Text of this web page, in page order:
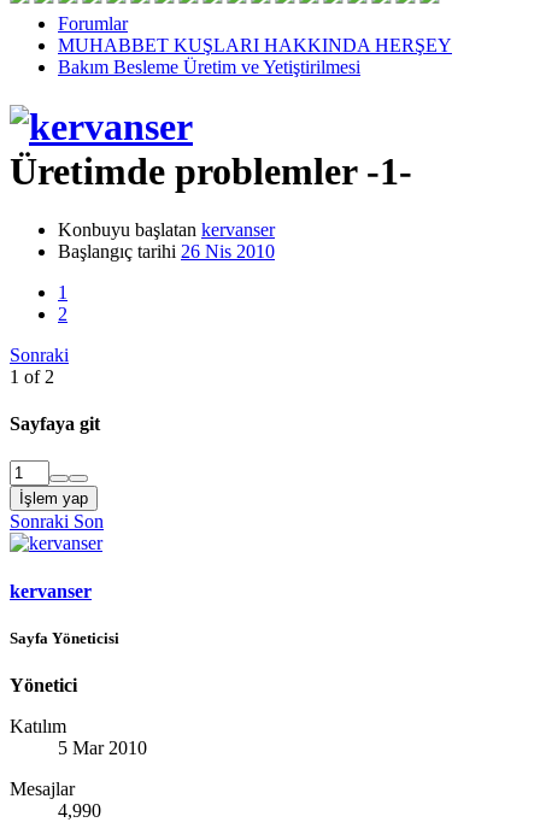
Forumlar
MUHABBET KUŞLARI HAKKINDA HERŞEY
Bakım Besleme Üretim ve Yetiştirilmesi
Üretimde problemler -1-
Konbuyu başlatan kervanser
Başlangıç tarihi 26 Nis 2010
1
2
Sonraki
1 of 2
Sayfaya git
İşlem yap
Sonraki Son
kervanser
Sayfa Yöneticisi
Yönetici
Katılım
5 Mar 2010
Mesajlar
4,990